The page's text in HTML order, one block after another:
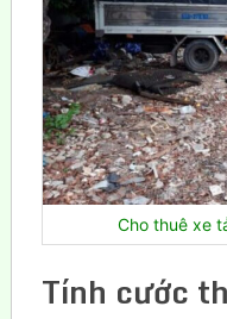
Cho thuê xe
Tính cước